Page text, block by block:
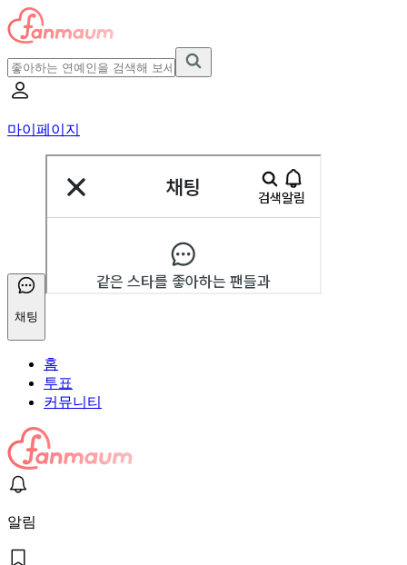
마이페이지
채팅
홈
투표
커뮤니티
알림